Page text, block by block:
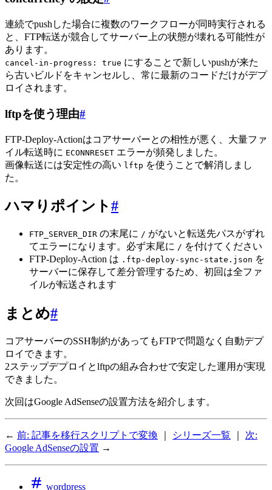
連続でpushした場合に複数のワークフローが同時実行される
と、FTP転送が競合してサーバー上の状態が壊れる可能性が
あります。
cancel-in-progress: true にすることで新しいpushが来た
ら古いビルドをキャンセルし、常に最新のコードだけがデプ
ロイされます。
lftpを使う理由#
FTP-Deploy-Actionはコアサーバーとの相性が悪く、大量ファ
イル転送時に ECONNRESET エラーが頻発しました。
画像転送には安定性の高い lftp を使うことで解消しまし
た。
ハマりポイント#
FTP_SERVER_DIR の末尾に / がないと転送先パスがずれ
てエラーになります。必ず末尾に / を付けてください
FTP-Deploy-Action は .ftp-deploy-sync-state.json を
サーバーに保存して差分管理するため、初回は全ファ
イルが転送されます
まとめ#
コアサーバーのSSH制約があってもFTPで問題なく自動デプ
ロイできます。
2ステップデプロイとlftpの組み合わせで安定した運用が実現
できました。
次回はGoogle AdSenseの設置方法を紹介します。
← 前: 記事を移行スクリプトで変換 シリーズ一覧
次:
Google AdSenseの設置 →
wordpress